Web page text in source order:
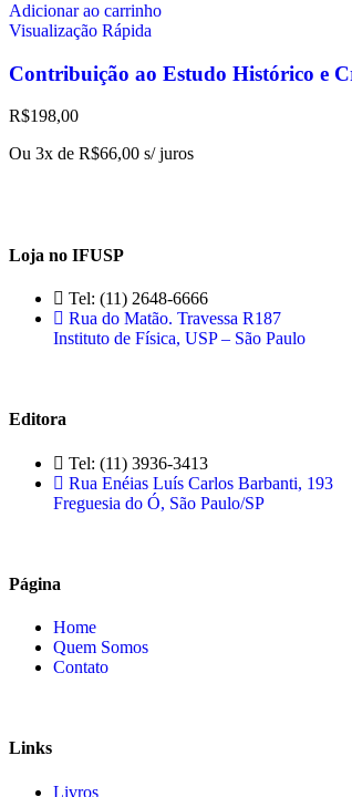
Adicionar ao carrinho
Visualização Rápida
Contribuição ao Estudo Histórico e
R$198,00
Ou 3x de R$66,00 s/ juros
Loja no IFUSP
Tel: (11) 2648-6666
Rua do Matão. Travessa R187
Instituto de Física, USP – São Paulo
Editora
Tel: (11) 3936-3413
Rua Enéias Luís Carlos Barbanti, 193
Freguesia do Ó, São Paulo/SP
Página
Home
Quem Somos
Contato
Links
Livros